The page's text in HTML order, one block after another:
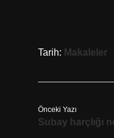
Tarih: Makaleler
Önceki Yazı
Subay harçlığı